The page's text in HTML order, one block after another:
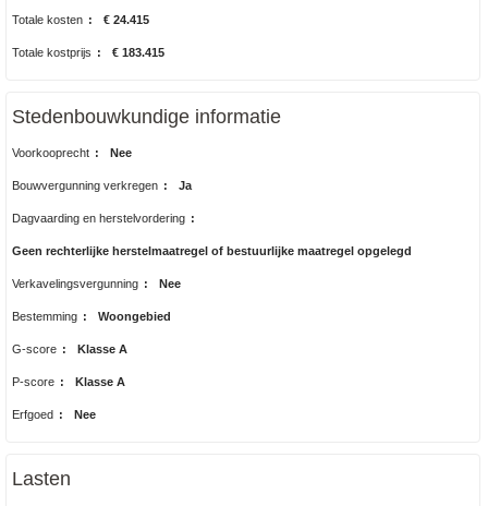
Totale kosten : € 24.415
Totale kostprijs : € 183.415
Stedenbouwkundige informatie
Voorkooprecht : Nee
Bouwvergunning verkregen : Ja
Dagvaarding en herstelvordering :
Geen rechterlijke herstelmaatregel of bestuurlijke maatregel opgelegd
Verkavelingsvergunning : Nee
Bestemming : Woongebied
G-score : Klasse A
P-score : Klasse A
Erfgoed : Nee
Lasten